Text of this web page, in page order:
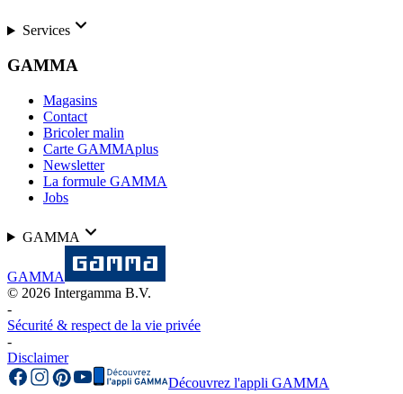
Services
GAMMA
Magasins
Contact
Bricoler malin
Carte GAMMAplus
Newsletter
La formule GAMMA
Jobs
GAMMA
GAMMA
© 2026 Intergamma B.V.
-
Sécurité & respect de la vie privée
-
Disclaimer
Découvrez l'appli GAMMA